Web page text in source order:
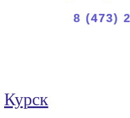
8 (473)
Курск